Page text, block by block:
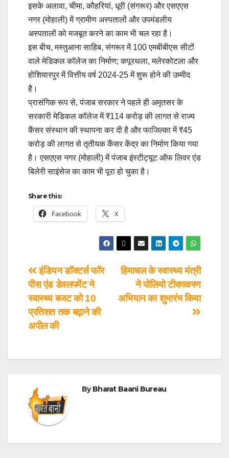
इसके अलावा, चीमा, कौहरियां, धूरी (संगरूर) और एसएएस
नगर (मोहाली) में ग्रामीण अस्पतालों और उपमंडलीय
अस्पतालों को मजबूत करने का काम भी चल रहा है।
इस बीच, मस्तुआना साहिब, संगरूर में 100 एमबीबीएस सीटों
वाले मेडिकल कॉलेज का निर्माण; कपूरथला, मलेरकोटला और
होशियारपुर में वित्तीय वर्ष 2024-25 में शुरू होने की उम्मीद
है।
प्रासंगिक रूप से, पंजाब सरकार ने पहले ही अमृतसर के
सरकारी मेडिकल कॉलेज में ₹114 करोड़ की लागत से राज्य
कैंसर संस्थान की स्थापना कर दी है और फाजिल्का में ₹45
करोड़ की लागत से तृतीयक कैंसर केंद्र का निर्माण किया गया
है। एसएएस नगर (मोहाली) में पंजाब इंस्टीट्यूट ऑफ लिवर एंड
बिलेरी साइंसेज का काम भी पूरा हो चुका है।
Share this:
Facebook X
हिमाचल के स्वास्थ्य मंत्री
ने पोलियो टीकाकरण
अभियान का शुभारंभ किया
इंडियन डॉक्टर्स फॉर
पीस एंड डेवलपमेंट ने
स्वास्थ्य बजट को 10
प्रतिशत तक बढ़ाने की
अपील की
ByBharat Baani Bureau